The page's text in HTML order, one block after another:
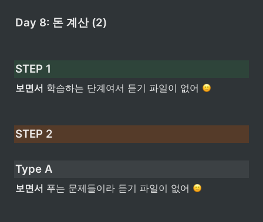
Day 8: 돈 계산 (2)
STEP 1
보면서 학습하는 단계여서 듣기 파일이 없어
STEP 2
Type A
보면서 푸는 문제들이라 듣기 파일이 없어